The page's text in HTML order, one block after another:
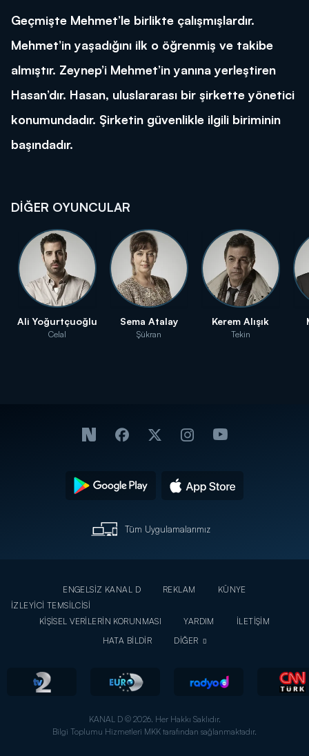
Geçmişte Mehmet’le birlikte çalışmışlardır.
Mehmet’in yaşadığını ilk o öğrenmiş ve takibe
almıştır. Zeynep’i Mehmet’in yanına yerleştiren
Hasan’dır. Hasan, uluslararası bir şirkette yönetici
konumundadır. Şirketin güvenlikle ilgili biriminin
başındadır.
DİĞER OYUNCULAR
Ali Yoğurtçuoğlu
Celal
Sema Atalay
Şükran
Kerem Alışık
Tekin
Tüm Uygulamalarımız
ENGELSİZ KANAL D REKLAM
KÜNYE
İZLEYİCİ TEMSİLCİSİ
KİŞİSEL VERİLERİN KORUNMASI
YARDIM
İLETİŞİM
HATA BİLDİR
DİĞER
KANAL D © 2026. Her Hakkı Saklıdır.
Bilgi Toplumu Hizmetleri MKK tarafından sağlanmaktadır.